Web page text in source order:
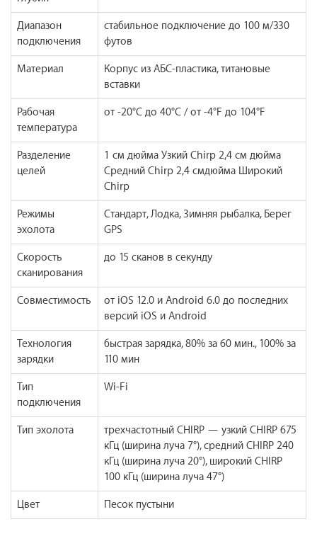
Диапазон
подключения
стабильное подключение до 100 м/330
футов
Материал
Корпус из АБС-пластика, титановые
вставки
Рабочая
температура
от -20°C до 40°C / от -4°F до 104°F
Разделение
целей
1 см дюйма Узкий Chirp 2,4 см дюйма
Средний Chirp 2,4 смдюйма Широкий
Chirp
Режимы
эхолота
Стандарт, Лодка, Зимняя рыбалка, Берег
GPS
Скорость
сканирования
до 15 сканов в секунду
Совместимость
от iOS 12.0 и Android 6.0 до последних
версий iOS и Android
Технология
зарядки
быстрая зарядка, 80% за 60 мин., 100% за
110 мин
Тип
подключения
Wi-Fi
Тип эхолота
трехчастотный CHIRP — узкий CHIRP 675
кГц (ширина луча 7°), средний CHIRP 240
кГц (ширина луча 20°), широкий CHIRP
100 кГц (ширина луча 47°)
Цвет Песок пустыни